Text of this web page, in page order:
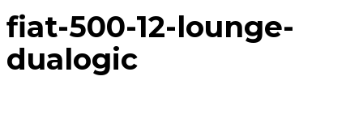
fiat-500-12-lounge-
dualogic